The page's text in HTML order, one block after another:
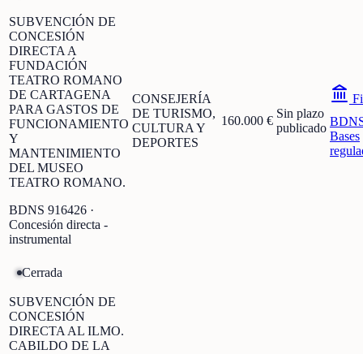
SUBVENCIÓN DE
CONCESIÓN
DIRECTA A
FUNDACIÓN
TEATRO ROMANO
DE CARTAGENA
PARA GASTOS DE
FUNCIONAMIENTO
Y
MANTENIMIENTO
DEL MUSEO
TEATRO ROMANO.
BDNS 916426 ·
Concesión directa -
instrumental
CONSEJERÍA
DE TURISMO,
CULTURA Y
DEPORTES
160.000 €
Sin plazo
publicado
Bases
Cerrada
SUBVENCIÓN DE
CONCESIÓN
DIRECTA AL ILMO.
CABILDO DE LA